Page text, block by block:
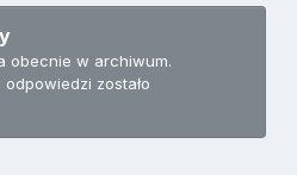
obecnie w archiwum.
zostało